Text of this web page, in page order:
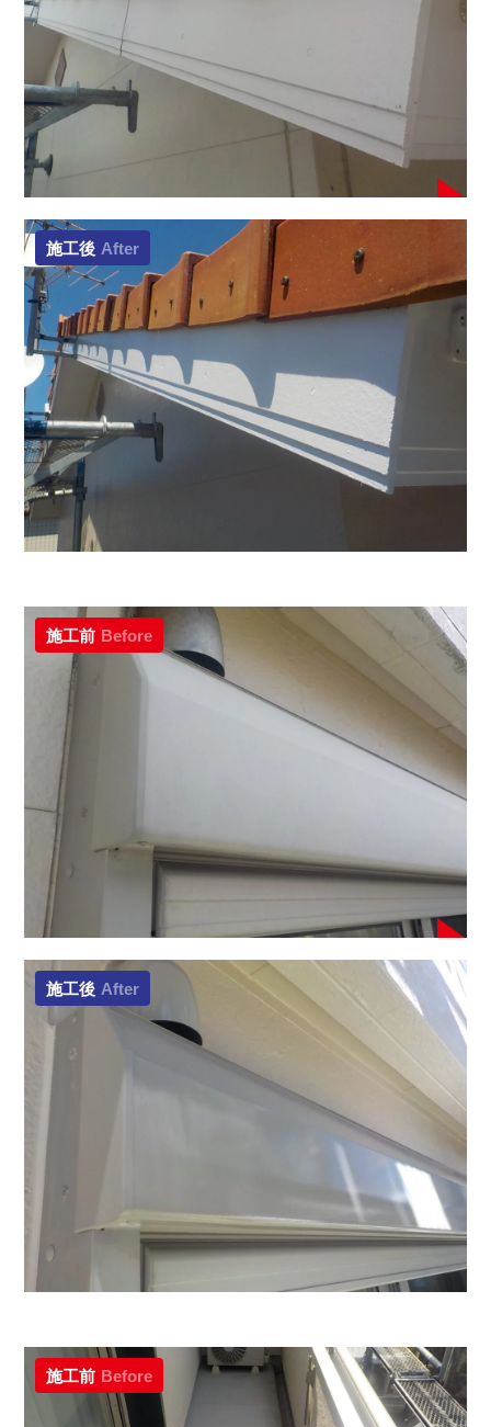
施工後 After
施工前 Before
施工後 After
施工前 Before